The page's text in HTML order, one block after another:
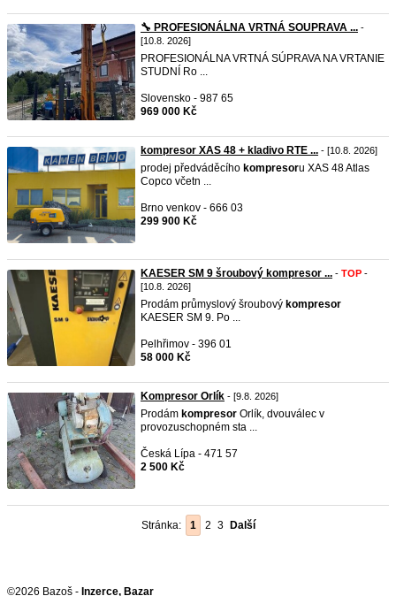
🔧 PROFESIONÁLNA VRTNÁ SOUPRAVA ... -
[10.8. 2026]
PROFESIONÁLNA VRTNÁ SÚPRAVA NA VRTANIE
STUDNÍ Ro ...
Slovensko - 987 65
969 000 Kč
kompresor XAS 48 + kladivo RTE ... - [10.8. 2026]
prodej předváděcího kompresoru XAS 48 Atlas
Copco včetn ...
Brno venkov - 666 03
299 900 Kč
KAESER SM 9 šroubový kompresor ... - TOP -
[10.8. 2026]
Prodám průmyslový šroubový kompresor
KAESER SM 9. Po ...
Pelhřimov - 396 01
58 000 Kč
Kompresor Orlík - [9.8. 2026]
Prodám kompresor Orlík, dvouválec v
provozuschopném sta ...
Česká Lípa - 471 57
2 500 Kč
Stránka: 1 2 3 Další
©2026 Bazoš - Inzerce, Bazar